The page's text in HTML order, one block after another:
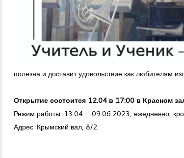
полезна и доставит удовольствие как любителям
Открытие состоится 12.04 в 17:00 в Красном
Режим работы: 13.04 — 09.06.2023, ежедневно,
Адрес: Крымский вал, 8/2.